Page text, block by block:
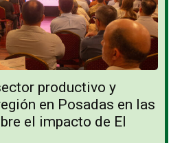
productivo y
en Posadas en las
el impacto de El